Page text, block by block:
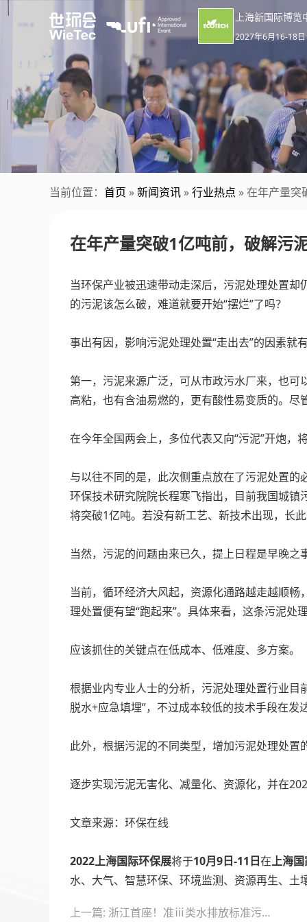
上海新国际博览
2027年6月16-18日
当前位置： 首页 »新闻资讯 »行业热点 » 在年产量突
在年产量突破1亿吨前，破解污
当环保产业被迅速带动走深后，污泥处理处置
的污泥该怎么破，难道就要开始“摆烂”了吗？
事出有因，影响污泥处理处置“走出去”的因素就
第一，污泥来源广泛，可从市政污水厂来，也
高粘，也有含油易燃的，更有酸性易变质的。
在今年全国两会上，多位代表又向“污泥”开炮，
与以往不同的是，此次侧重点放在了污泥处置
环保技术研究院院长程寒飞指出，目前我国城
将突破1亿吨。若没有新工艺、新技术出现，长
当然，污泥的问题由来已久，提上日程是早晚之
当前，循环经济大风起，资源化通路越走越顺
理处置便有望“跑起来”。具体来看，这条污泥处
应该抓住的关键点在低成本、低难度、多方案。
根据业内专业人士的分析，污泥处理处置行业目
脱水+应急填埋”，不过成本较低的技术手段在
此外，根据污泥的不同类型，增加污泥处理处
逐步实现污泥无害化、减量化、资源化，并在
文章来源：环保在线
2022上海国际环保展将于10月9日-11日在上海
水、大气、智慧环保、环境监测、资源再生、土
章
上一篇: 浙江首座！准ⅲ类水排放标准污水处理厂投运，有哪些“黑”科技？